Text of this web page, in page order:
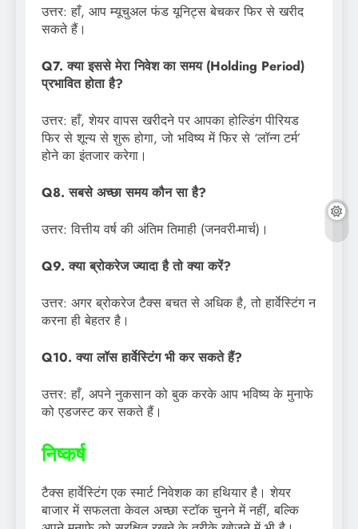
उत्तर: हाँ, आप म्यूचुअल फंड यूनिट्स बेचकर फिर से खरीद
सकते हैं।
Q7. क्या इससे मेरा निवेश का समय (Holding Period)
प्रभावित होता है?
उत्तर: हाँ, शेयर वापस खरीदने पर आपका होल्डिंग पीरियड
फिर से शून्य से शुरू होगा, जो भविष्य में फिर से ‘लॉन्ग टर्म’
होने का इंतजार करेगा।
Q8. सबसे अच्छा समय कौन सा है?
उत्तर: वित्तीय वर्ष की अंतिम तिमाही (जनवरी-मार्च)।
Q9. क्या ब्रोकरेज ज्यादा है तो क्या करें?
उत्तर: अगर ब्रोकरेज टैक्स बचत से अधिक है, तो हार्वेस्टिंग न
करना ही बेहतर है।
Q10. क्या लॉस हार्वेस्टिंग भी कर सकते हैं?
उत्तर: हाँ, अपने नुकसान को बुक करके आप भविष्य के मुनाफे
को एडजस्ट कर सकते हैं।
निष्कर्ष
टैक्स हार्वेस्टिंग एक स्मार्ट निवेशक का हथियार है। शेयर
बाजार में सफलता केवल अच्छा स्टॉक चुनने में नहीं, बल्कि